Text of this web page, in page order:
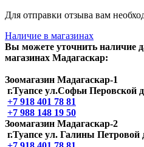
Для отправки отзыва вам
Наличие в магазинах
Вы можете уточнить наличие
магазинах Мадагаскар:
Зоомагазин Мадагаскар-1
г.Туапсе ул.Софьи Перовской
+7 918 401 78 81
+7 988 148 19 50
Зоомагазин Мадагаскар-2
г.Туапсе ул. Галины Петровой